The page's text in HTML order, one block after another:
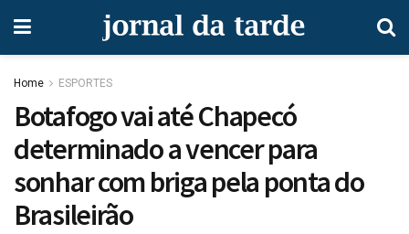
Home ESPORTES
Botafogo vai até Chapecó
determinado a vencer para
sonhar com briga pela ponta do
Brasileirão